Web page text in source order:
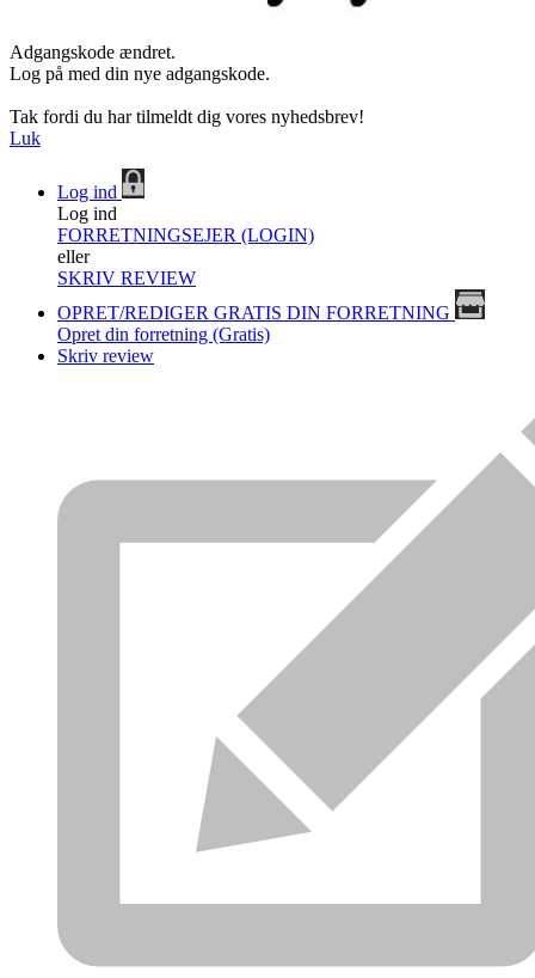
Adgangskode ændret.
Log på med din nye adgangskode.
Tak fordi du har tilmeldt dig vores nyhedsbrev!
Luk
Log ind
Log ind
FORRETNINGSEJER (LOGIN)
eller
SKRIV REVIEW
OPRET/REDIGER GRATIS DIN FORRETNING
Opret din forretning (Gratis)
Skriv review